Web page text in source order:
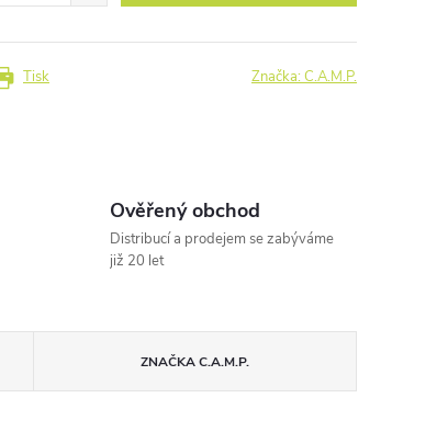
Tisk Značka:C.A.M.P.
Ověřený obchod
Distribucí a prodejem se zabýváme
již 20 let
ZNAČKAC.A.M.P.